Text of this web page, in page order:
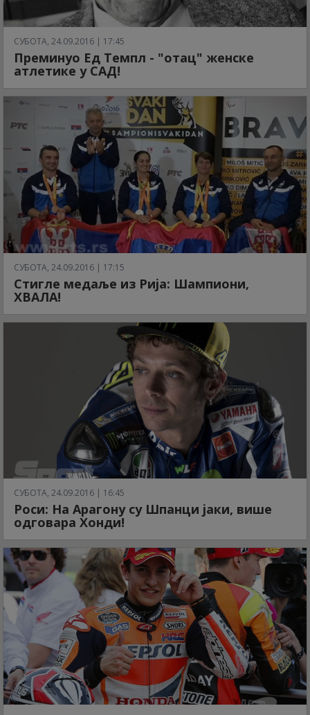
СУБОТА, 24.09.2016 | 17:45
Преминуо Ед Темпл - "отац" женске
атлетике у САД!
СУБОТА, 24.09.2016 | 17:15
Стигле медаље из Рија: Шампиони,
ХВАЛА!
СУБОТА, 24.09.2016 | 16:45
Роси: На Арагону су Шпанци јаки, више
одговара Хонди!